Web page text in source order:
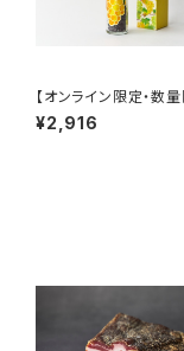
【オンライン限定・数量
ぶどうのチョコ キフ
f-Kif ヴィンテージ
¥2,916